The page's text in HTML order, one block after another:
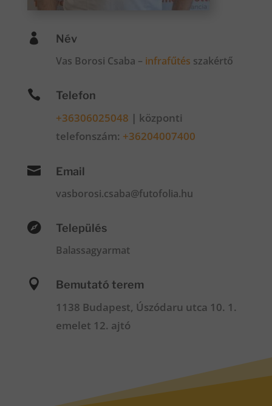
 Név
Vas Borosi Csaba – infrafűtés szakértő
 Telefon
+36306025048 | központi
telefonszám: +36204007400
 Email
vasborosi.csaba@futofolia.hu
 Település
Balassagyarmat
 Bemutató terem
1138 Budapest, Úszódaru utca 10. 1.
emelet 12. ajtó